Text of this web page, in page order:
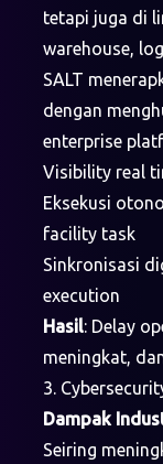
tetapi juga di
warehouse,
SALT
dengan
enterprise
Visibility real
Eksekusi
facility task
Sinkronisasi
execution
Hasil: Delay
meningkat,
3.
Dampak
Seiring